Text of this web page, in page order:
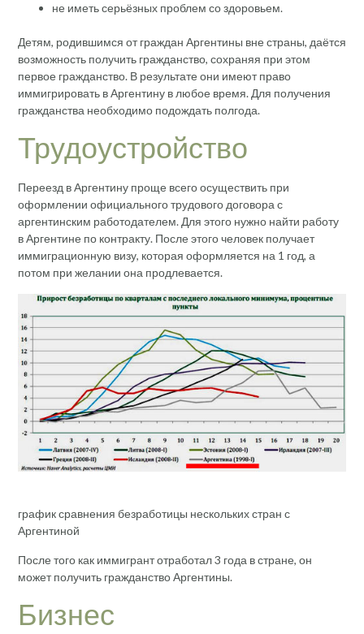
не иметь серьёзных проблем со здоровьем.
Детям, родившимся от граждан Аргентины вне страны, даётся
возможность получить гражданство, сохраняя при этом
первое гражданство. В результате они имеют право
иммигрировать в Аргентину в любое время. Для получения
гражданства необходимо подождать полгода.
Трудоустройство
Переезд в Аргентину проще всего осуществить при
оформлении официального трудового договора с
аргентинским работодателем. Для этого нужно найти работу
в Аргентине по контракту. После этого человек получает
иммиграционную визу, которая оформляется на 1 год, а
потом при желании она продлевается.
график сравнения безработицы нескольких стран с
Аргентиной
После того как иммигрант отработал 3 года в стране, он
может получить гражданство Аргентины.
Бизнес